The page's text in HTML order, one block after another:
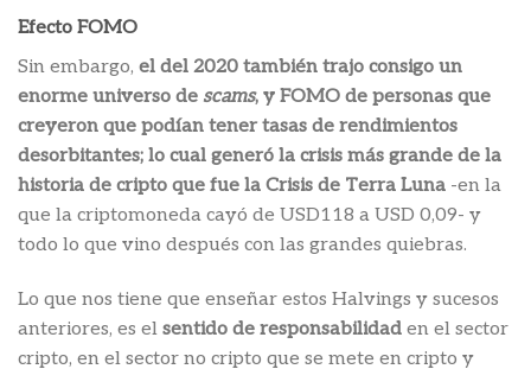
Efecto FOMO
Sin embargo, el del 2020 también trajo consigo un
enorme universo de scams, y FOMO de personas que
creyeron que podían tener tasas de rendimientos
desorbitantes; lo cual generó la crisis más grande de la
historia de cripto que fue la Crisis de Terra Luna -en la
que la criptomoneda cayó de USD118 a USD 0,09- y
todo lo que vino después con las grandes quiebras.
Lo que nos tiene que enseñar estos Halvings y sucesos
anteriores, es el sentido de responsabilidad en el sector
cripto, en el sector no cripto que se mete en cripto y